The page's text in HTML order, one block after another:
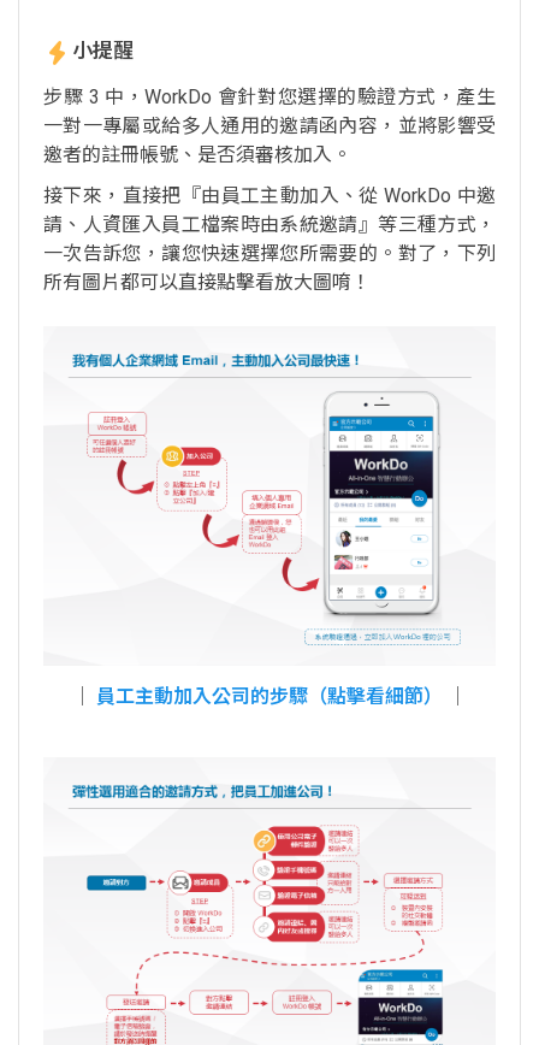
小提醒
步驟 3 中，WorkDo 會針對您選擇的驗證方式，產生
一對一專屬或給多人通用的邀請函內容，並將影響受
邀者的註冊帳號、是否須審核加入。
接下來，直接把『由員工主動加入、從 WorkDo 中邀
請、人資匯入員工檔案時由系統邀請』等三種方式，
一次告訴您，讓您快速選擇您所需要的。對了，下列
所有圖片都可以直接點擊看放大圖唷！
員工主動加入公司的步驟（點擊看細節）